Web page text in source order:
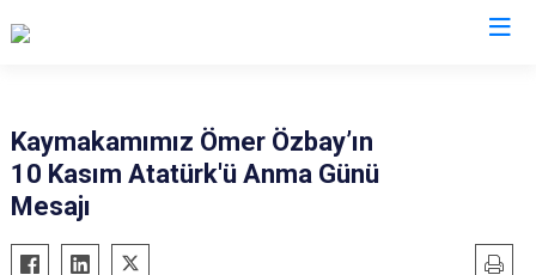
Ardanuç
Borçka
Kaymakamımız Ömer Özbay’ın
10 Kasım Atatürk'ü Anma Günü
Mesajı